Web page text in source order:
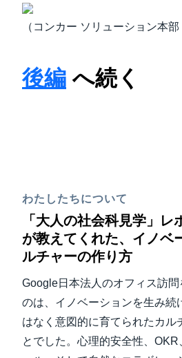
（コンカー ソリューション本部
後編 へ続く
わたしたちについて
「大人の社会科見学」
が教えてくれた、イノベ
ルチャーの作り方
Google日本法人のオフィス訪
のは、イノベーションを生み続
はなく意図的に育てられたカル
とでした。心理的安全性、